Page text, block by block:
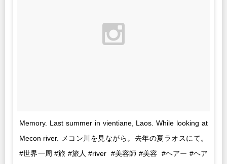
Memory. Last summer in vientiane, Laos. While looking at
Mecon river. メコン川を見ながら。去年の夏ラオスにて。
#世界一周 #旅 #旅人 #river #美容師 #美容 #ヘアー #ヘア